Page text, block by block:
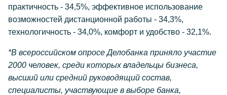
практичность - 34,5%, эффективное использование
возможностей дистанционной работы - 34,3%,
технологичность - 34,0%, комфорт и удобство - 32,1%.
*В всероссийском опросе Делобанка приняло участие
2000 человек, среди которых владельцы бизнеса,
высший или средний руководящий состав,
специалисты, участвующие в выборе банка,